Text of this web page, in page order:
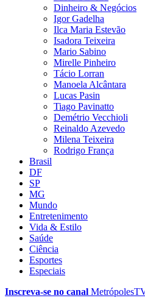
Dinheiro & Negócios
Igor Gadelha
Ilca Maria Estevão
Isadora Teixeira
Mario Sabino
Mirelle Pinheiro
Tácio Lorran
Manoela Alcântara
Lucas Pasin
Tiago Pavinatto
Demétrio Vecchioli
Reinaldo Azevedo
Milena Teixeira
Rodrigo França
Brasil
DF
SP
MG
Mundo
Entretenimento
Vida & Estilo
Saúde
Ciência
Esportes
Especiais
Inscreva-se no canal